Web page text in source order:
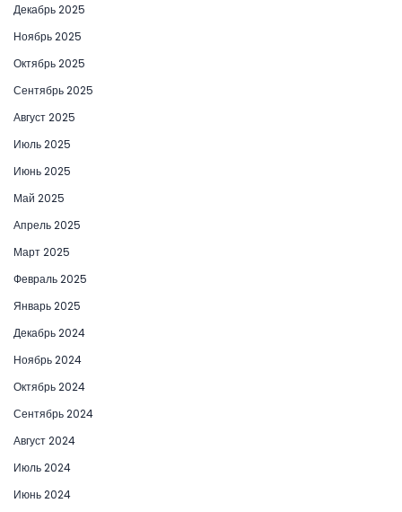
Декабрь 2025
Ноябрь 2025
Октябрь 2025
Сентябрь 2025
Август 2025
Июль 2025
Июнь 2025
Май 2025
Апрель 2025
Март 2025
Февраль 2025
Январь 2025
Декабрь 2024
Ноябрь 2024
Октябрь 2024
Сентябрь 2024
Август 2024
Июль 2024
Июнь 2024